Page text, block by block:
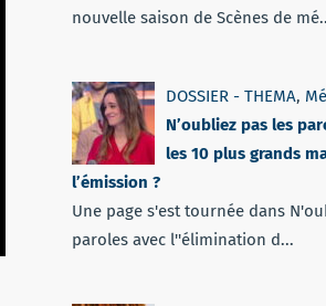
nouvelle saison de Scènes de
DOSSIER - THEMA,
N’oubliez pas les
les 10 plus grands
l’émission ?
Une page s'est tournée dans
paroles avec l''élimination d...